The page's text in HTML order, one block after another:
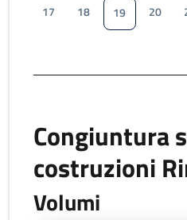
17
18 19 20
Congiuntura
costruzioni
Volumi